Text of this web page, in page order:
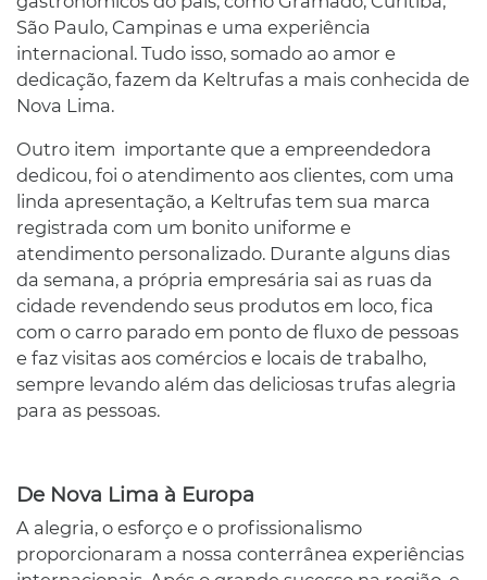
São Paulo, Campinas e uma experiência
internacional. Tudo isso, somado ao amor e
dedicação, fazem da Keltrufas a mais conhecida de
Nova Lima.
Outro item importante que a empreendedora
dedicou, foi o atendimento aos clientes, com uma
linda apresentação, a Keltrufas tem sua marca
registrada com um bonito uniforme e
atendimento personalizado. Durante alguns dias
da semana, a própria empresária sai as ruas da
cidade revendendo seus produtos em loco, fica
com o carro parado em ponto de fluxo de pessoas
e faz visitas aos comércios e locais de trabalho,
sempre levando além das deliciosas trufas alegria
para as pessoas.
De Nova Lima à Europa
A alegria, o esforço e o profissionalismo
proporcionaram a nossa conterrânea experiências